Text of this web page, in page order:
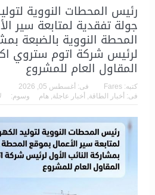
رئيس المحطات النووية
جولة تفقدية لمتابعة سير
المحطة النووية بالضبعة
المقاول العام للمشروع
كتبه: Fares فى: أغسطس 05, 2026
فى: أخبار الطاقة, أخبار عاجلة, هام وسوم: